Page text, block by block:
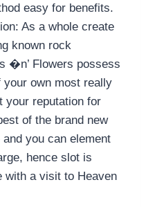
easy for benefits.
As a whole create
known rock
�n’ Flowers possess
your own most really
your reputation for
of the brand new
you can element
hence slot is
with a visit to Heaven